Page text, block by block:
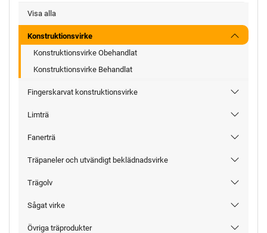
Visa alla
Konstruktionsvirke
Konstruktionsvirke Obehandlat
Konstruktionsvirke Behandlat
Fingerskarvat konstruktionsvirke
Limträ
Fanerträ
Träpaneler och utvändigt beklädnadsvirke
Trägolv
Sågat virke
Övriga träprodukter